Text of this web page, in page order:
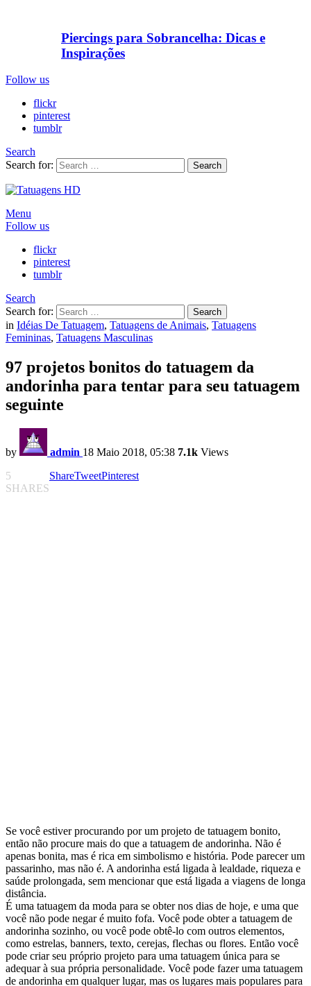
Piercings para Sobrancelha: Dicas e
Inspirações
Follow us
flickr
pinterest
tumblr
Search
Search for:
Search
Menu
Follow us
flickr
pinterest
tumblr
Search
Search for:
Search
in Idéias De Tatuagem, Tatuagens de Animais, Tatuagens
Femininas, Tatuagens Masculinas
97 projetos bonitos do tatuagem da
andorinha para tentar para seu tatuagem
seguinte
by admin 18 Maio 2018, 05:38 7.1k Views
5
SHARES
ShareTweetPinterest
Se você estiver procurando por um projeto de tatuagem bonito,
então não procure mais do que a tatuagem de andorinha. Não é
apenas bonita, mas é rica em simbolismo e história. Pode parecer um
passarinho, mas não é. A andorinha está ligada à lealdade, riqueza e
saúde prolongada, sem mencionar que está ligada a viagens de longa
distância.
É uma tatuagem da moda para se obter nos dias de hoje, e uma que
você não pode negar é muito fofa. Você pode obter a tatuagem de
andorinha sozinho, ou você pode obtê-lo com outros elementos,
como estrelas, banners, texto, cerejas, flechas ou flores. Então você
pode criar seu próprio projeto para uma tatuagem única para se
adequar à sua própria personalidade. Você pode fazer uma tatuagem
de andorinha em qualquer lugar, mas os lugares mais populares para